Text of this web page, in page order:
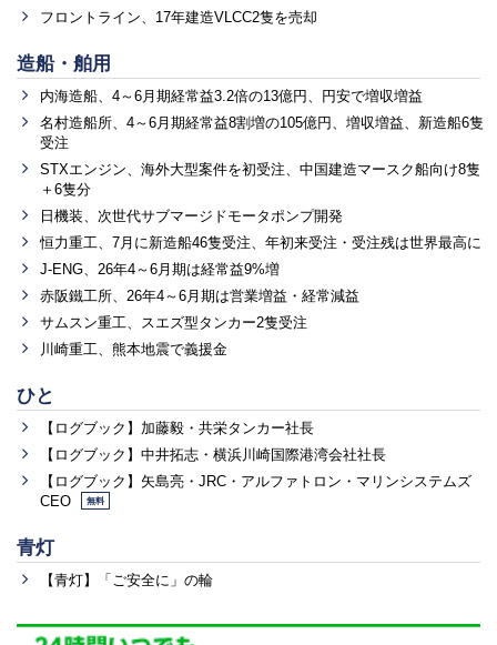
フロントライン、17年建造VLCC2隻を売却
造船・舶用
内海造船、4～6月期経常益3.2倍の13億円、円安で増収増益
名村造船所、4～6月期経常益8割増の105億円、増収増益、新造船6隻
受注
STXエンジン、海外大型案件を初受注、中国建造マースク船向け8隻
＋6隻分
日機装、次世代サブマージドモータポンプ開発
恒力重工、7月に新造船46隻受注、年初来受注・受注残は世界最高に
J-ENG、26年4～6月期は経常益9%増
赤阪鐵工所、26年4～6月期は営業増益・経常減益
サムスン重工、スエズ型タンカー2隻受注
川崎重工、熊本地震で義援金
ひと
【ログブック】加藤毅・共栄タンカー社長
【ログブック】中井拓志・横浜川崎国際港湾会社社長
【ログブック】矢島亮・JRC・アルファトロン・マリンシステムズ
CEO
無料
青灯
【青灯】「ご安全に」の輪